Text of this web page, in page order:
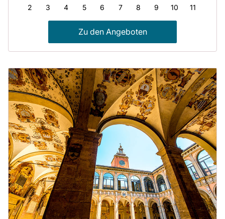
2 3 4 5 6 7 8 9 10 11
Zu den Angeboten